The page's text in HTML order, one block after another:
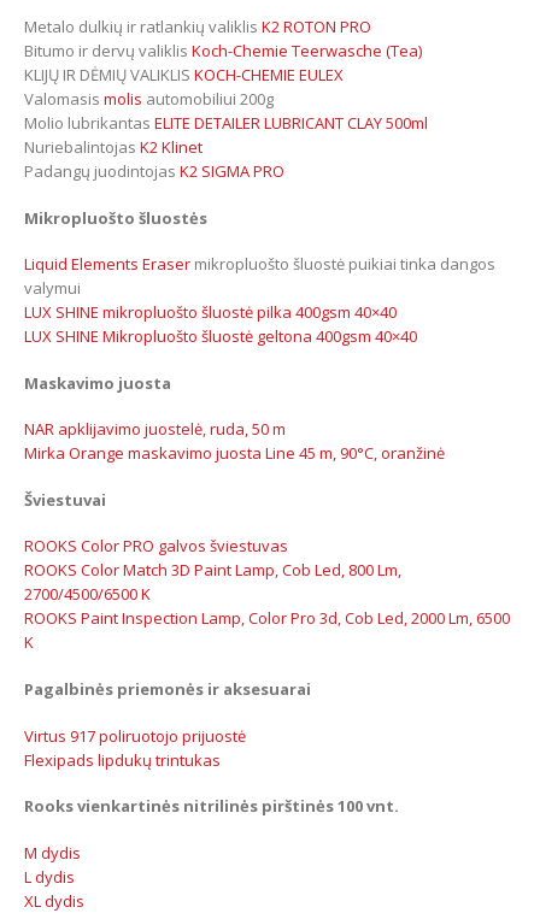
Metalo dulkių ir ratlankių valiklis K2 ROTON PRO
Bitumo ir dervų valiklis Koch-Chemie Teerwasche (Tea)
KLIJŲ IR DĖMIŲ VALIKLIS KOCH-CHEMIE EULEX
Valomasis molis automobiliui 200g
Molio lubrikantas ELITE DETAILER LUBRICANT CLAY 500ml
Nuriebalintojas K2 Klinet
Padangų juodintojas K2 SIGMA PRO
Mikropluošto šluostės
Liquid Elements Eraser mikropluošto šluostė puikiai tinka dangos
valymui
LUX SHINE mikropluošto šluostė pilka 400gsm 40×40
LUX SHINE Mikropluošto šluostė geltona 400gsm 40×40
Maskavimo juosta
NAR apklijavimo juostelė, ruda, 50 m
Mirka Orange maskavimo juosta Line 45 m, 90°C, oranžinė
Šviestuvai
ROOKS Color PRO galvos šviestuvas
ROOKS Color Match 3D Paint Lamp, Cob Led, 800 Lm,
2700/4500/6500 K
ROOKS Paint Inspection Lamp, Color Pro 3d, Cob Led, 2000 Lm, 6500
K
Pagalbinės priemonės ir aksesuarai
Virtus 917 poliruotojo prijuostė
Flexipads lipdukų trintukas
Rooks vienkartinės nitrilinės pirštinės 100 vnt.
M dydis
L dydis
XL dydis